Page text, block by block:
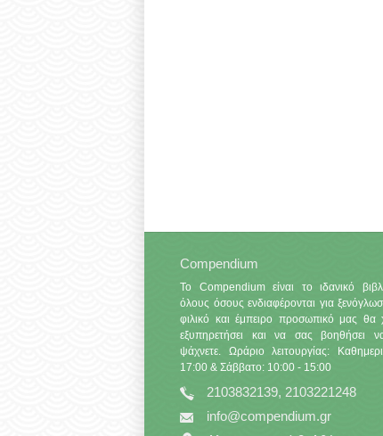
Compendium
Το Compendium είναι το ιδανικό
όλους όσους ενδιαφέρονται για
φιλικό και έμπειρο προσωπικό μας θα
εξυπηρετήσει και να σας βοηθήσει
ψάχνετε. Ωράριο λειτουργίας:
17:00 & Σάββατο: 10:00 - 15:00
2103832139, 2103221248
info@compendium.gr